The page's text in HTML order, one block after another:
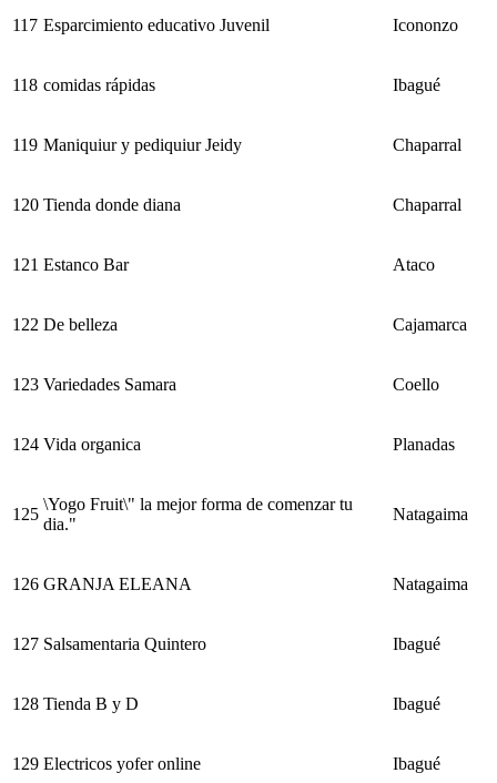
117 Esparcimiento educativo Juvenil Icononzo
118 comidas rápidas Ibagué
119 Maniquiur y pediquiur Jeidy Chaparral
120 Tienda donde diana Chaparral
121 Estanco Bar Ataco
122 De belleza Cajamarca
123 Variedades Samara Coello
124 Vida organica Planadas
125
\Yogo Fruit\" la mejor forma de comenzar tu
dia."
Natagaima
126 GRANJA ELEANA Natagaima
127 Salsamentaria Quintero Ibagué
128 Tienda B y D Ibagué
129 Electricos yofer online Ibagué